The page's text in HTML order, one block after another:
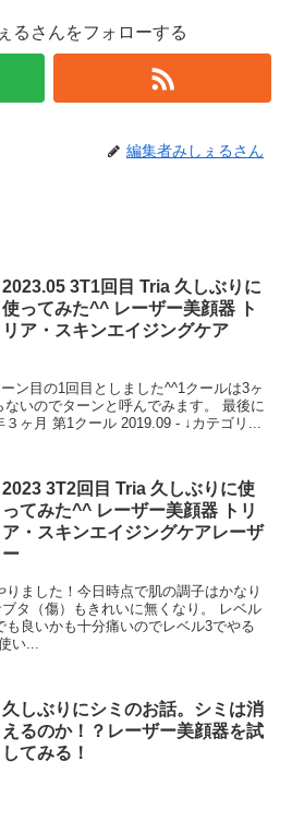
るさんをフォローする
編集者みしぇるさん
2023.05 3T1回目 Tria 久しぶりに
使ってみた^^ レーザー美顔器 ト
リア・スキンエイジングケア
ン目の1回目としました^^1クールは3ヶ
ないのでターンと呼んでみます。 最後に
ヶ月 第1クール 2019.09 - ↓カテゴリ...
2023 3T2回目 Tria 久しぶりに使
ってみた^^ レーザー美顔器 トリ
ア・スキンエイジングケアレーザ
ー
ました！今日時点で肌の調子はかなり
タ（傷）もきれいに無くなり。 レベル
も良いかも十分痛いのでレベル3でやる
い...
久しぶりにシミのお話。シミは消
えるのか！？レーザー美顔器を試
してみる！